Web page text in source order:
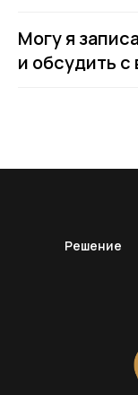
Могу я
и обсудить с
Решение